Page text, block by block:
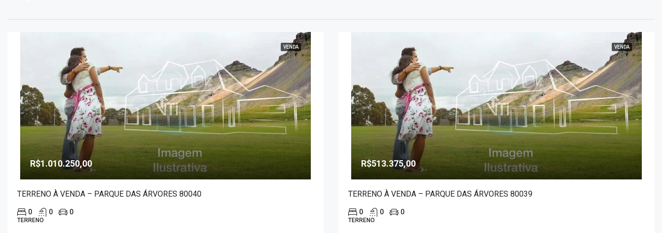
VENDA
R$1.010.250,00
TERRENO À VENDA – PARQUE DAS ÁRVORES 80040
0 0 0
TERRENO
VENDA
R$513.375,00
TERRENO À VENDA – PARQUE DAS ÁRVORES 80039
0 0 0
TERRENO